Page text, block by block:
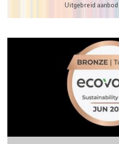
Uitgebreid